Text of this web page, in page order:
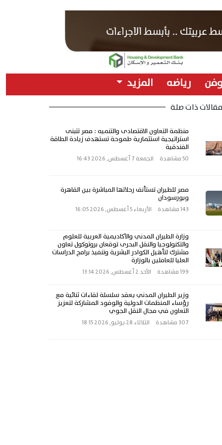
رياضه المزيد
ذات صلة
منظمة التعاون الاقتصادى والتنميه : مصر تتبنى
استراتيجية استثمارية طموحة تستهدف زيادة الطاقة
الفندقية
50 مشاهدة الجمعة 7 أغسطس, 2026 16:43
مصر للطيران تستأنف رحلاتها المباشرة بين القاهرة
وبورسودان
143 مشاهدة الأربعاء 5 أغسطس, 2026 16:05
وزارة الطيران المدني والأكاديمية العربية للعلوم
والتكنولوجيا والنقل البحرى توقعان بروتوكول تعاون
مشترك لتأهيل الكوادر البشرية وتنفيذ برامج الدراسات
العليا للعاملين بالوزارة
199 مشاهدة الأحد 2 أغسطس, 2026 13:14
وزير الطيران المدني يعقد سلسلة لقاءات ثنائية مع
رؤساء المنظمات الدولية والوفود المشاركة لتعزيز
التعاون في مجال النقل الجوي
307 مشاهدة الثلاثاء 28 يوليو, 2026 18:15